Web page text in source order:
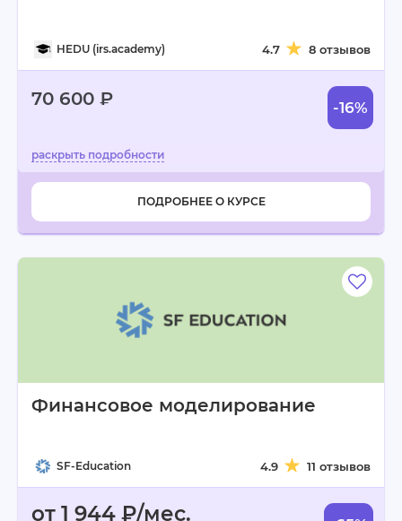
HEDU (irs.academy) 4.7 8 отзывов
70 600 ₽ -16%
ПОДРОБНЕЕ О КУРСЕ
Финансовое моделирование
SF-Education 4.9 11 отзывов
от 1 944 ₽/мес.